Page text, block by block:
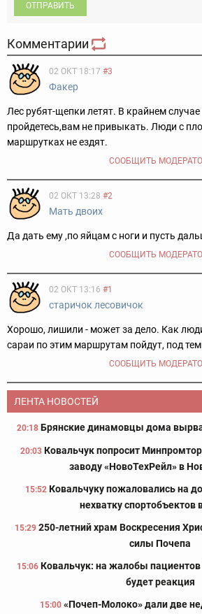
ОТПРАВИТЬ
Комментарии
02 ОКТ 18:17 #3
Факер
Лес рубят-щепки летят. В крайнем
пройдетесь,вам не привыкать. Люди с
маршрутках не ездят.
СООБЩИТЬ
02 ОКТ 13:28 #2
Мать двоих
Да дать ему ,по яйцам с ноги и пусть
СООБЩИТЬ
02 ОКТ 13:16 #1
старичок лесовичок
Хорошо, лишили - может за дело. Как
сараи по этим маршрутам пойдут, под
СООБЩИТЬ
ЛЕНТА НОВОСТЕЙ
20:18 Брянские динамовцы дома
20:03 Ковальчук попросит
заводу «НовоТехРейл» в
15:52 Ковальчуку пожаловались на
нехватку спортобъектов
15:29 250-летний храм Воскресения
силы Почепа
15:06 Ковальчук: на жалобы
будет реакция
15:00 «Почеп-Молоко» дали две